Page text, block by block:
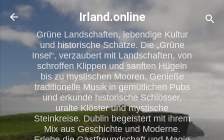
Direkt zum Hauptbereich
Irland.online
Grüne Landschaften, lebendige Kultur
und historische Schätze. Die „Grüne
Insel“, verzaubert mit Landschaften, von
schroffen Klippen und sanften Hügeln
bis zu mystischen Mooren. Genieße
traditionelle Musik in gemütlichen Pubs
und erkunde historische Schlösser,
uralte Klöster und mystische
Steinkreise. Dublin begeistert mit ihrem
Mix aus Geschichte und Moderne.